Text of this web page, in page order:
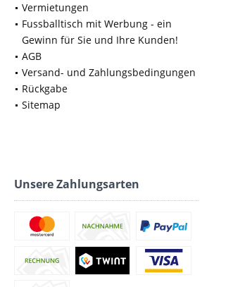
Vermietungen
Fussballtisch mit Werbung - ein
Gewinn für Sie und Ihre Kunden!
AGB
Versand- und Zahlungsbedingungen
Rückgabe
Sitemap
Unsere Zahlungsarten